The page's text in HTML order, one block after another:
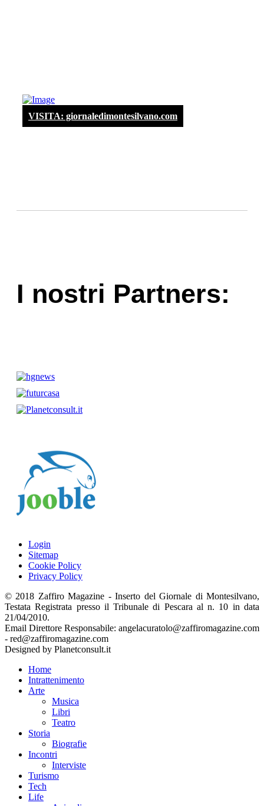
VISITA: giornaledimontesilvano.com
I nostri Partners:
Login
Sitemap
Cookie Policy
Privacy Policy
© 2018 Zaffiro Magazine - Inserto del Giornale di Montesilvano,
Testata Registrata presso il Tribunale di Pescara al n. 10 in data
21/04/2010.
Email Direttore Responsabile: angelacuratolo@zaffiromagazine.com
- red@zaffiromagazine.com
Designed by Planetconsult.it
Home
Intrattenimento
Arte
Musica
Libri
Teatro
Storia
Biografie
Incontri
Interviste
Turismo
Tech
Life